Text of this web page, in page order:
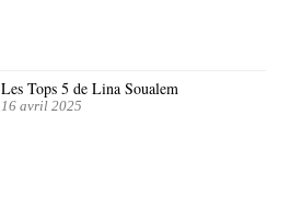
Les Tops 5 de Lina Soualem
16 avril 2025